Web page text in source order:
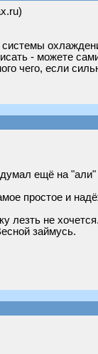
- можете
чего, если
ещё на
простое и
лезть не
займусь.